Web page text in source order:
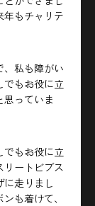
年もチャリテ
私も障がい
でもお役に立
っていま
もお役に立
リートビブス
走りまし
も着けて、